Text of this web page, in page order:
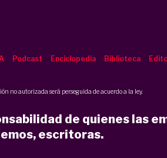
Podcast Enciclopedia Biblioteca
no autorizada será perseguida de acuerdo a la ley.
de quienes las
escritoras.